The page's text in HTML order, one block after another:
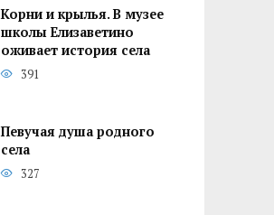
Корни и крылья. В музее
школы Елизаветино
оживает история села
391
Певучая душа родного
села
327